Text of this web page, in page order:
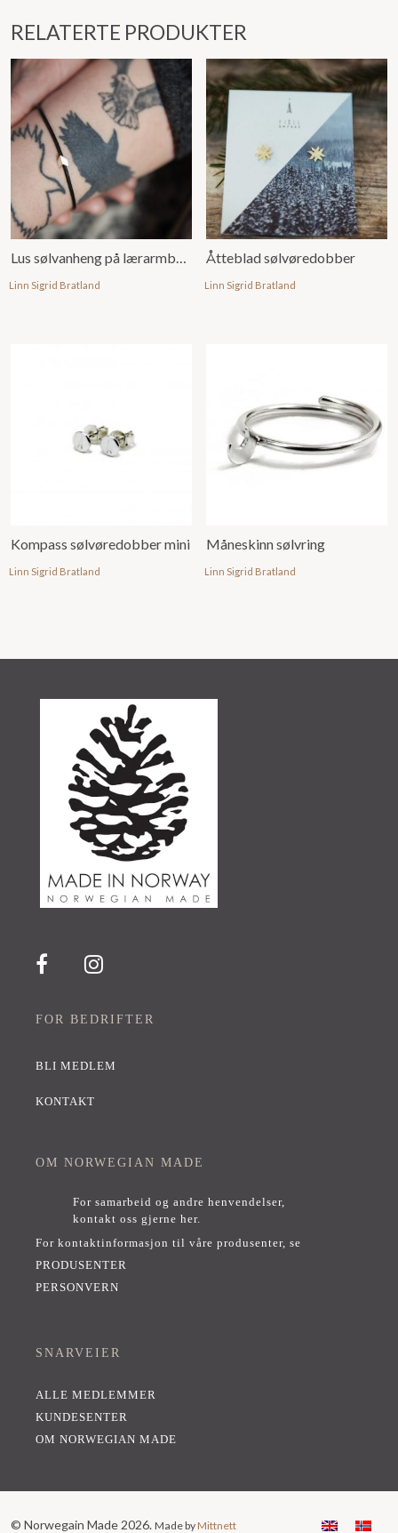
RELATERTE PRODUKTER
Lus sølvanheng på lærarmbånd
Linn Sigrid Bratland
Åtteblad sølvøredobber
Linn Sigrid Bratland
Kompass sølvøredobber mini
Linn Sigrid Bratland
Måneskinn sølvring
Linn Sigrid Bratland
FOR BEDRIFTER
BLI MEDLEM
KONTAKT
OM NORWEGIAN MADE
For samarbeid og andre henvendelser,
kontakt oss gjerne her.
For kontaktinformasjon til våre produsenter, se
PRODUSENTER
PERSONVERN
SNARVEIER
ALLE MEDLEMMER
KUNDESENTER
OM NORWEGIAN MADE
© Norwegain Made 2026. Made byMittnett